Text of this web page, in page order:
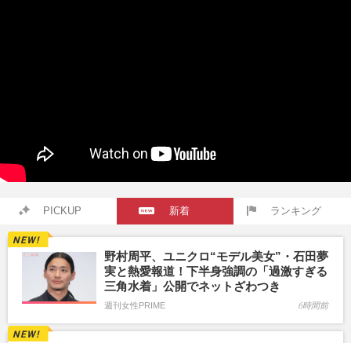
PICKUP 新着 ランキング
野村周平、ユニクロ“モデル美女”・石田夢
実と熱愛報道！下半身強調の「過激すぎる
三角水着」公開でネットざわつき
週刊女性PRIME 6時間前